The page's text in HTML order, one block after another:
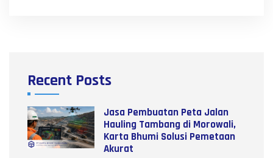
Recent Posts
Jasa Pembuatan Peta Jalan
Hauling Tambang di Morowali,
Karta Bhumi Solusi Pemetaan
Akurat